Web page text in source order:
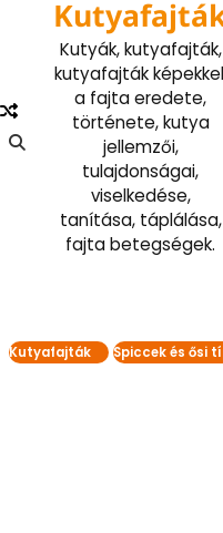
content
Kutyák, kutyafajták,
kutyafajták
a fajta eredete,
története, kutya
jellemzői,
tulajdonságai,
viselkedése,
tanítása, táplálása,
fajta betegségek.
Kutyafajták Spiccek és ősi